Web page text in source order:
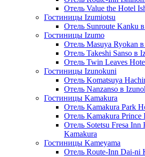
Отель Value the Hotel
Гостиницы Izumiotsu
Отель Sunroute Kanku
Гостиницы Izumo
Отель Masuya Ryokan
Отель Takeshi Sanso в
Отель Twin Leaves
Гостиницы Izunokuni
Отель Komatsuya
Отель Nanzanso в
Гостиницы Kamakura
Отель Kamakura Park
Отель Kamakura Prince
Отель Sotetsu Fresa Inn
Kamakura
Гостиницы Kameyama
Отель Route-Inn Dai-ni